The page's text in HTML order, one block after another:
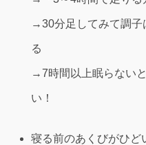
→30分足してみて調子
る
→7時間以上眠らない
い！
寝る前のあくびがひど